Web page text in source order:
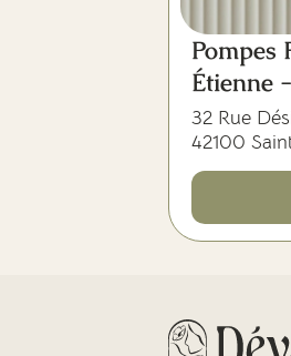
Pompes
Étienne
32 Rue
42100